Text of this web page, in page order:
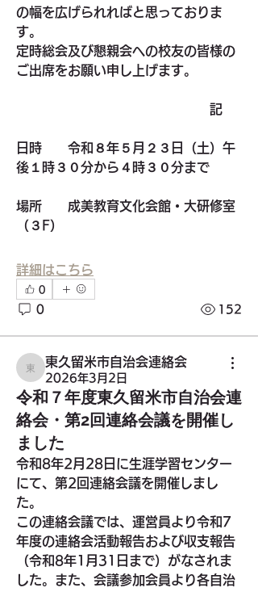
の幅を広げられればと思っておりま
す。
定時総会及び懇親会への校友の皆様の
ご出席をお願い申し上げます。
記
日時 令和８年５月２３日（土）午
後１時３０分から４時３０分まで
場所 成美教育文化会館・大研修室
（３F）
詳細はこちら
0
0 152
東久留米市自治会連絡会
東久留米市自治会連絡会
2026年3月2日
令和７年度東久留米市自治会連
絡会・第2回連絡会議を開催し
ました
令和8年2月28日に生涯学習センター
にて、第2回連絡会議を開催しまし
た。
この連絡会議では、運営員より令和7
年度の連絡会活動報告および収支報告
（令和8年1月31日まで）がなされま
した。また、会議参加会員より各自治
グループについて